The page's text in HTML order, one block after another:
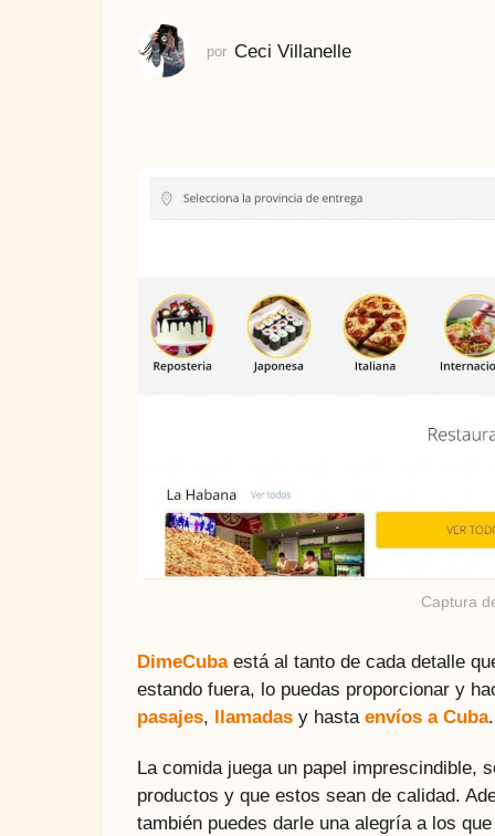
á
por Ceci Villanelle
Captura
DimeCubaestá al tanto de cada detalle
estando fuera, lo puedas proporcionar y
pasajes, llamadas y hasta envíos a Cuba
La comida juega un papel imprescindible,
productos y que estos sean de calidad.
también puedes darle una alegría a los